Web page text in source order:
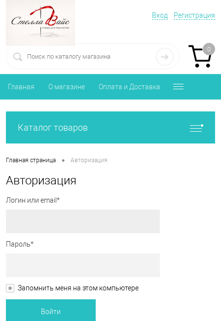
Вход Регистрация
0
Главная О магазине Оплата и Доставка
Каталог товаров
Главная страница • Авторизация
Авторизация
Логин или email*
Пароль*
Запомнить меня на этом компьютере